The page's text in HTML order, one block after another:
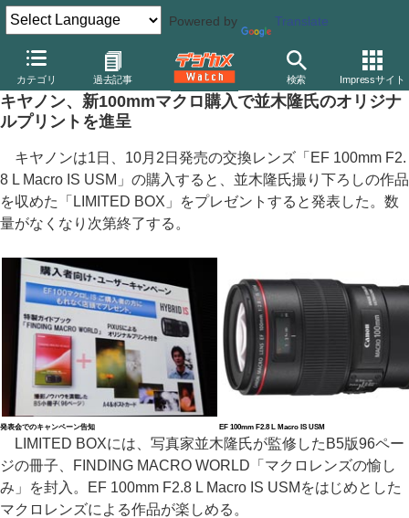
Powered by Translate
カテゴリ 過去記事 検索 Impressサイト
デジカメ Watch レンズ 交換レンズ キヤノン
キヤノン、新100mmマクロ購入で並木隆氏のオリジナ
ルプリントを進呈
キヤノンは1日、10月2日発売の交換レンズ「EF 100mm F2.
8 L Macro IS USM」の購入すると、並木隆氏撮り下ろしの作品
を収めた「LIMITED BOX」をプレゼントすると発表した。数
量がなくなり次第終了する。
発表会でのキャンペーン告知 EF 100mm F2.8 L Macro IS USM
LIMITED BOXには、写真家並木隆氏が監修したB5版96ペー
ジの冊子、FINDING MACRO WORLD「マクロレンズの愉し
み」を封入。EF 100mm F2.8 L Macro IS USMをはじめとした
マクロレンズによる作品が楽しめる。